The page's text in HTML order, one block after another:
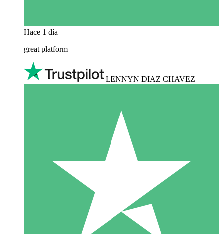
Hace 1 día
great platform
LENNYN DIAZ CHAVEZ